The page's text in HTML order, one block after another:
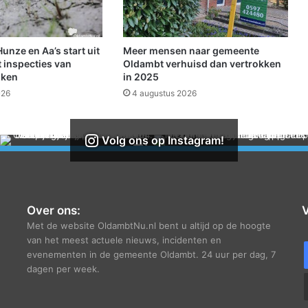
v
e
e
l
g
k
e
k
e
a
en Aa’s start uit
van
Meer mensen naar gemeente
Oldambt verhuisd dan vertrokken
in 2025
4 augustus 2026
Volg ons op Instagram!
Over ons:
Met de website OldambtNu.nl bent u altijd op de hoogte
van het meest actuele nieuws, incidenten en
evenementen in de gemeente Oldambt. 24 uur per dag, 7
dagen per week.